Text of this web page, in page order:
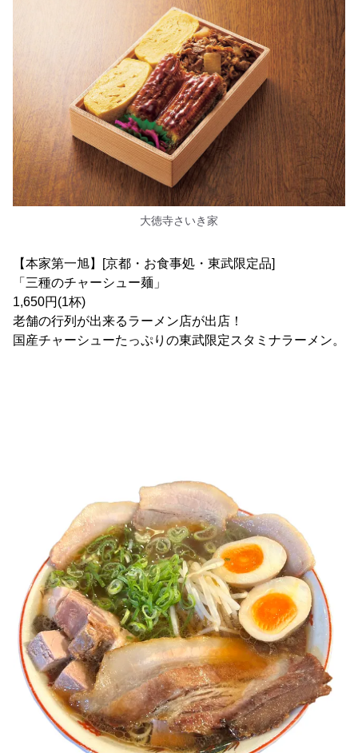
大徳寺さいき家
【本家第一旭】[京都・お食事処・東武限定品]
「三種のチャーシュー麺」
1,650円(1杯)
老舗の行列が出来るラーメン店が出店！
国産チャーシューたっぷりの東武限定スタミナラーメン。